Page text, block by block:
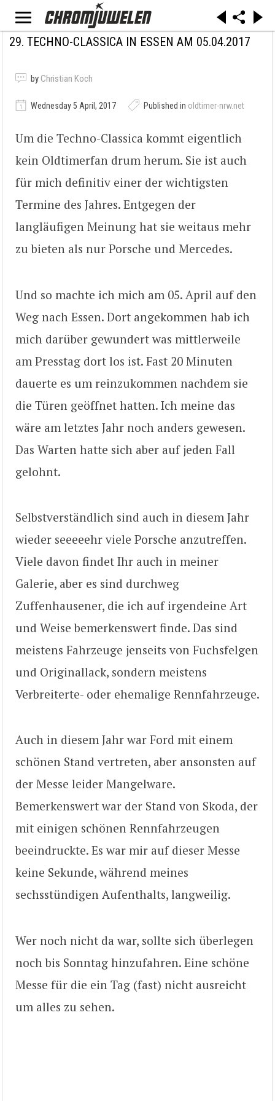
29. TECHNO-CLASSICA IN ESSEN AM 05.04.2017
by Christian Koch
Wednesday 5 April, 2017 Published in oldtimer-nrw.net
Um die Techno-Classica kommt eigentlich
kein Oldtimerfan drum herum. Sie ist auch
für mich definitiv einer der wichtigsten
Termine des Jahres. Entgegen der
langläufigen Meinung hat sie weitaus mehr
zu bieten als nur Porsche und Mercedes.
Und so machte ich mich am 05. April auf den
Weg nach Essen. Dort angekommen hab ich
mich darüber gewundert was mittlerweile
am Presstag dort los ist. Fast 20 Minuten
dauerte es um reinzukommen nachdem sie
die Türen geöffnet hatten. Ich meine das
wäre am letztes Jahr noch anders gewesen.
Das Warten hatte sich aber auf jeden Fall
gelohnt.
Selbstverständlich sind auch in diesem Jahr
wieder seeeeehr viele Porsche anzutreffen.
Viele davon findet Ihr auch in meiner
Galerie, aber es sind durchweg
Zuffenhausener, die ich auf irgendeine Art
und Weise bemerkenswert finde. Das sind
meistens Fahrzeuge jenseits von Fuchsfelgen
und Originallack, sondern meistens
Verbreiterte- oder ehemalige Rennfahrzeuge.
Auch in diesem Jahr war Ford mit einem
schönen Stand vertreten, aber ansonsten auf
der Messe leider Mangelware.
Bemerkenswert war der Stand von Skoda, der
mit einigen schönen Rennfahrzeugen
beeindruckte. Es war mir auf dieser Messe
keine Sekunde, während meines
sechsstündigen Aufenthalts, langweilig.
Wer noch nicht da war, sollte sich überlegen
noch bis Sonntag hinzufahren. Eine schöne
Messe für die ein Tag (fast) nicht ausreicht
um alles zu sehen.